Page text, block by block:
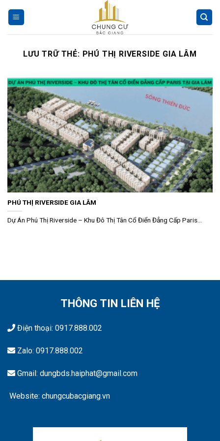
LƯU TRỮ THẺ: PHÚ THỊ RIVERSIDE GIA LÂM
PHÚ THỊ RIVERSIDE GIA LÂM
Dự Án Phú Thị Riverside – Khu Đô Thị Tân Cổ Điển Đẳng Cấp Paris...
THÔNG TIN LIÊN HỆ
Điện thoại: 0917.888.002
Zalo: 0917.888.002
Gmail: dungbds.haiphat@gmail.com
Website: chungcubacgiang.vn